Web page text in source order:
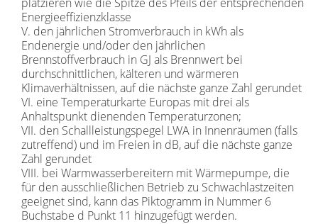
Energieeffizienzklasse
V. den jährlichen Stromverbrauch in kWh als
Endenergie und/oder den jährlichen
Brennstoffverbrauch in GJ als Brennwert bei
durchschnittlichen, kälteren und wärmeren
Klimaverhältnissen, auf die nächste ganze Zahl gerundet
VI. eine Temperaturkarte Europas mit drei als
Anhaltspunkt dienenden Temperaturzonen;
VII. den Schallleistungspegel LWA in Innenräumen (falls
zutreffend) und im Freien in dB, auf die nächste ganze
Zahl gerundet
VIII. bei Warmwasserbereitern mit Wärmepumpe, die
für den ausschließlichen Betrieb zu Schwachlastzeiten
geeignet sind, kann das Piktogramm in Nummer 6
Buchstabe d Punkt 11 hinzugefügt werden.